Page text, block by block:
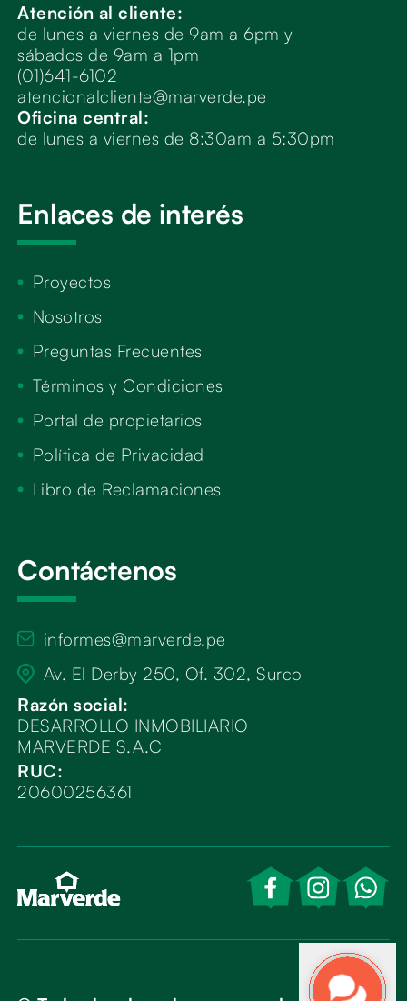
Atención al cliente:
de lunes a viernes de 9am a 6pm y
sábados de 9am a 1pm
(01)641-6102
atencionalcliente@marverde.pe
Oficina central:
de lunes a viernes de 8:30am a 5:30pm
Enlaces de interés
Proyectos
Nosotros
Preguntas Frecuentes
Términos y Condiciones
Portal de propietarios
Política de Privacidad
Libro de Reclamaciones
Contáctenos
informes@marverde.pe
Av. El Derby 250, Of. 302, Surco
Razón social:
DESARROLLO INMOBILIARIO
MARVERDE S.A.C
RUC:
20600256361